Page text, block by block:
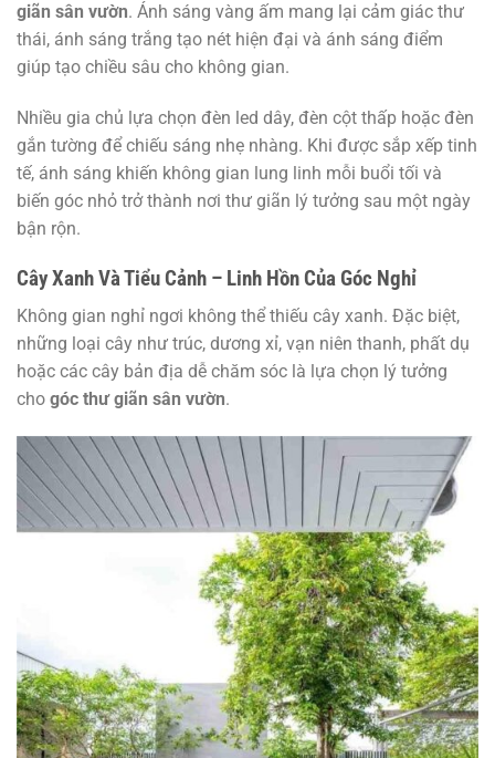
giãn sân vườn. Ánh sáng vàng ấm mang lại cảm giác thư
thái, ánh sáng trắng tạo nét hiện đại và ánh sáng điểm
giúp tạo chiều sâu cho không gian.
Nhiều gia chủ lựa chọn đèn led dây, đèn cột thấp hoặc đèn
gắn tường để chiếu sáng nhẹ nhàng. Khi được sắp xếp tinh
tế, ánh sáng khiến không gian lung linh mỗi buổi tối và
biến góc nhỏ trở thành nơi thư giãn lý tưởng sau một ngày
bận rộn.
Cây Xanh Và Tiểu Cảnh – Linh Hồn Của Góc Nghỉ
Không gian nghỉ ngơi không thể thiếu cây xanh. Đặc biệt,
những loại cây như trúc, dương xỉ, vạn niên thanh, phất dụ
hoặc các cây bản địa dễ chăm sóc là lựa chọn lý tưởng
cho góc thư giãn sân vườn.